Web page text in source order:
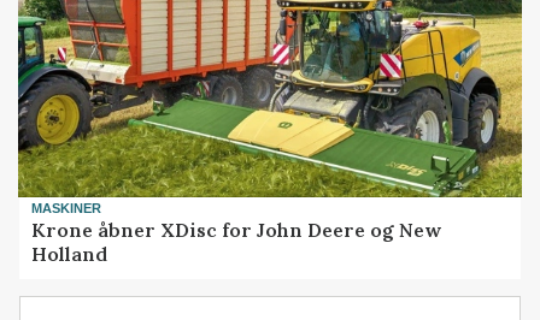
MASKINER
Krone åbner XDisc for John Deere og New
Holland